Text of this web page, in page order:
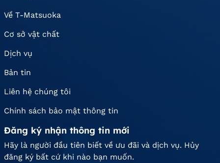
Về T-Matsuoka
Cơ sở vật chất
Dịch vụ
Bản tin
Liên hệ chúng tôi
Chính sách bảo mật thông tin
Đăng ký nhận thông tin mới
Hãy là người đầu tiên biết về ưu đãi và dịch vụ. Hủy
đăng ký bất cứ khi nào bạn muốn.